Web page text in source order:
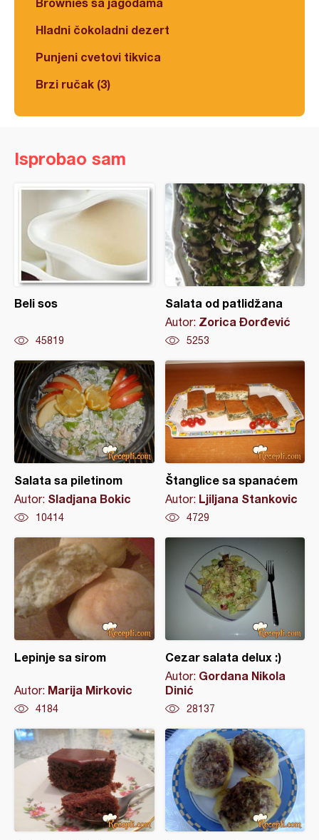
Brownies sa jagodama
Hladni čokoladni dezert
Punjeni cvetovi tikvica
Brzi ručak (3)
Isprobao sam
Beli sos
45819
Salata od patlidžana
Autor: Zorica Đorđević
5253
Salata sa piletinom
Autor: Sladjana Bokic
10414
Štanglice sa spanaćem
Autor: Ljiljana Stankovic
4729
Lepinje sa sirom
Autor: Marija Mirkovic
4184
Cezar salata delux :)
Autor: Gordana Nikola
Dinić
28137